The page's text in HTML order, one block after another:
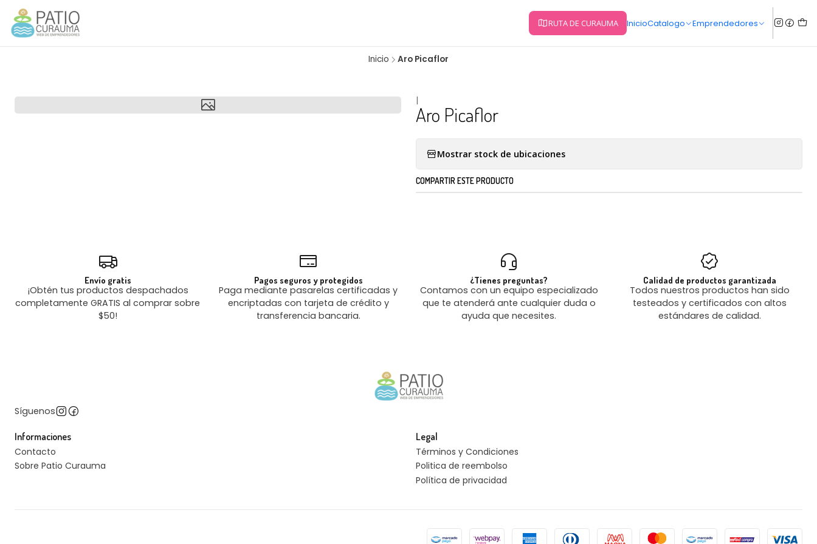
RUTA DE CURAUMA InicioCatalogo Emprendedores
Inicio Aro Picaflor
|
Aro Picaflor
Mostrar stock de ubicaciones
COMPARTIR ESTE PRODUCTO
Envío gratis
¡Obtén tus productos despachados
completamente GRATIS al comprar sobre
$50!
Pagos seguros y protegidos
Paga mediante pasarelas certificadas y
encriptadas con tarjeta de crédito y
transferencia bancaria.
¿Tienes preguntas?
Contamos con un equipo especializado
que te atenderá ante cualquier duda o
ayuda que necesites.
Calidad de productos garantizada
Todos nuestros productos han sido
testeados y certificados con altos
estándares de calidad.
Síguenos
Informaciones
Contacto
Sobre Patio Curauma
Legal
Términos y Condiciones
Politica de reembolso
Política de privacidad